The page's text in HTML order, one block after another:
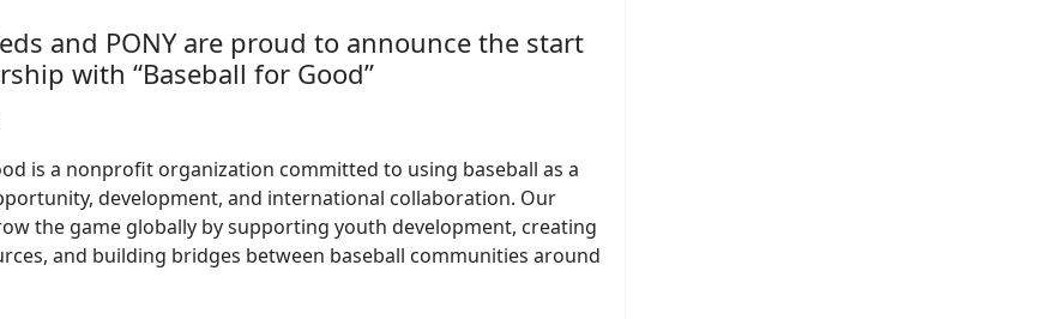
and PONY are proud to announce the start
with “Baseball for Good”
is a nonprofit organization committed to using baseball as a
development, and international collaboration. Our
the game globally by supporting youth development, creating
and building bridges between baseball communities around